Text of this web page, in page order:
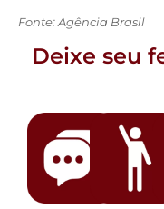
Fonte: Agência Brasil
Deixe seu